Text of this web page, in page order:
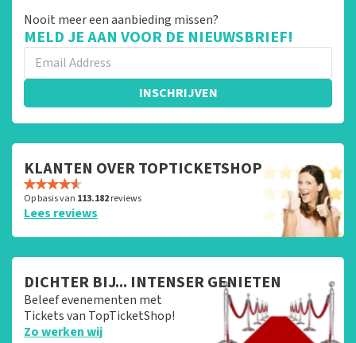
Nooit meer een aanbieding missen?
MELD JE AAN VOOR DE NIEUWSBRIEF!
INSCHRIJVEN
KLANTEN OVER TOPTICKETSHOP
Op basis van 113.182reviews
Lees reviews
DICHTER BIJ... INTENSER GENIETEN
Beleef evenementen met
Tickets van TopTicketShop!
Zo werken wij